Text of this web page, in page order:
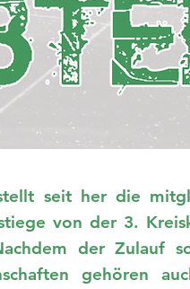
seit her die
von der 3.
der Zulauf
gehören